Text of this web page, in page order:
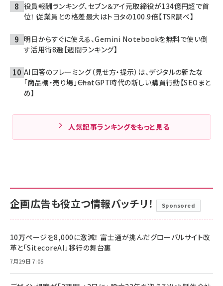
役員報酬ランキング、セブン＆アイ元取締役が134億円超で首
位！ 従業員との格差最大はトヨタの100.9倍【TSR調べ】
明日からすぐに使える、Gemini Notebookを無料で使い倒
す活用術8選【週間ランキング】
AI回答のフレーミング（見せ方・提示）は、デジタルの新たな
「商品棚・売り場」――ChatGPT時代の新しい購買行動【SEOまと
め】
人気記事ランキングをもっと見る
企画広告も役立つ情報バッチリ！ Sponsored
10万ページを8,000に激減！ 富士通が挑んだグローバルサイト改
革と「SitecoreAI」移行の舞台裏
7月29日 7:05